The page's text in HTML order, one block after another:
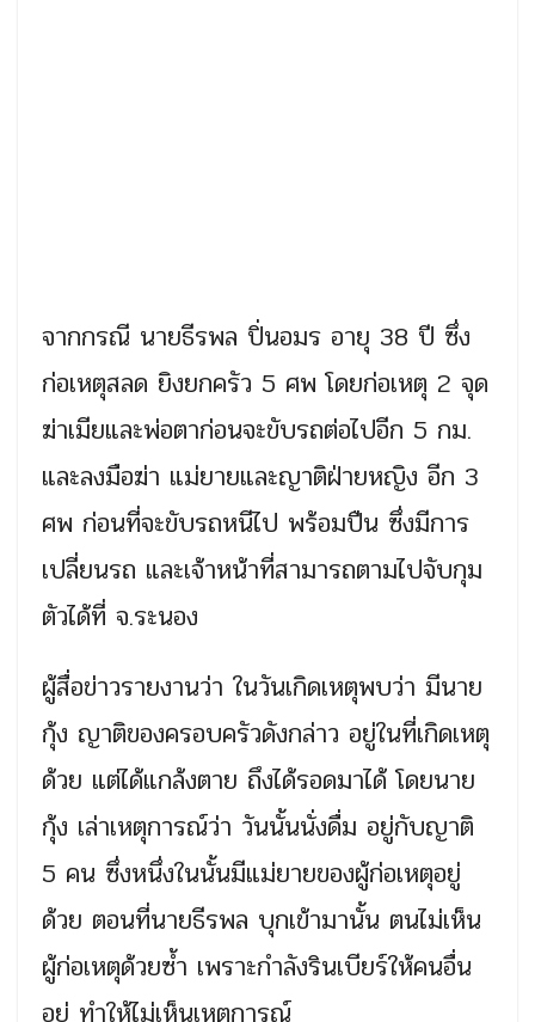
จากกรณี นายธีรพล ปิ่นอมร อายุ 38 ปี ซึ่ง
ก่อเหตุสลด ยิงยกครัว 5 ศพ โดยก่อเหตุ 2 จุด
ฆ่าเมียและพ่อตาก่อนจะขับรถต่อไปอีก 5 กม.
และลงมือฆ่า แม่ยายและญาติฝ่ายหญิง อีก 3
ศพ ก่อนที่จะขับรถหนีไป พร้อมปืน ซึ่งมีการ
เปลี่ยนรถ และเจ้าหน้าที่สามารถตามไปจับกุม
ตัวได้ที่ จ.ระนอง
ผู้สื่อข่าวรายงานว่า ในวันเกิดเหตุพบว่า มีนาย
กุ้ง ญาติของครอบครัวดังกล่าว อยู่ในที่เกิดเหตุ
ด้วย แต่ได้แกล้งตาย ถึงได้รอดมาได้ โดยนาย
กุ้ง เล่าเหตุการณ์ว่า วันนั้นนั่งดื่ม อยู่กับญาติ
5 คน ซึ่งหนึ่งในนั้นมีแม่ยายของผู้ก่อเหตุอยู่
ด้วย ตอนที่นายธีรพล บุกเข้ามานั้น ตนไม่เห็น
ผู้ก่อเหตุด้วยซ้ำ เพราะกำลังรินเบียร์ให้คนอื่น
อยู่ ทำให้ไม่เห็นเหตุการณ์